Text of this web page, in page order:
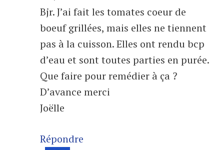
Bjr. J’ai fait les tomates coeur de
boeuf grillées, mais elles ne tiennent
pas à la cuisson. Elles ont rendu bcp
d’eau et sont toutes parties en purée.
Que faire pour remédier à ça ?
D’avance merci
Joëlle
Répondre